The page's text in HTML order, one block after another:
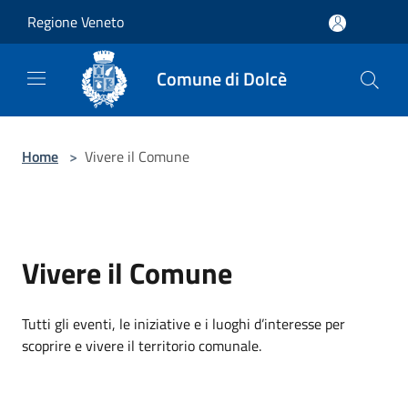
Regione Veneto
Comune di Dolcè
Home > Vivere il Comune
Vivere il Comune
Tutti gli eventi, le iniziative e i luoghi d’interesse per
scoprire e vivere il territorio comunale.